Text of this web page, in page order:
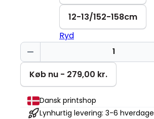
12-13/152-158cm
Ryd
Sød
bjørn
Mini
Cruiser
2.0
antal
Køb nu - 279,00 kr.
Dansk printshop
Lynhurtig levering: 3-6 hverdage